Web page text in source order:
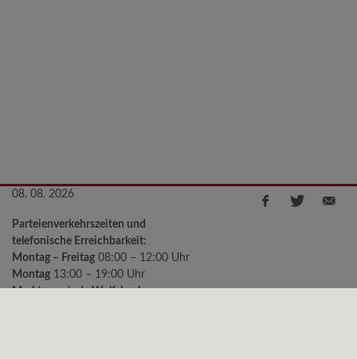
08. 08. 2026
Parteienverkehrszeiten und
telefonische Erreichbarkeit:
Montag – Freitag 08:00 – 12:00 Uhr
Montag 13:00 – 19:00 Uhr
Marktgemeinde Wolfsbach